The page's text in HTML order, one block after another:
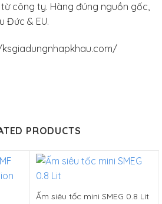
công ty. Hàng đúng nguồn gốc,
Đức & EU.
PRODUCTS
Ấm siêu tốc mini SMEG 0.8 Lit